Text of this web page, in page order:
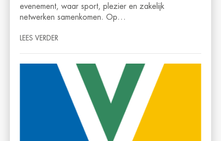
evenement, waar sport, plezier en zakelijk
netwerken samenkomen. Op…
LEES VERDER